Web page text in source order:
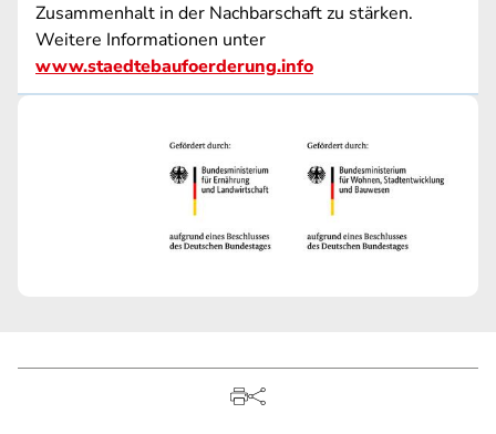
Zusammenhalt in der Nachbarschaft zu stärken.
Weitere Informationen unter
www.staedtebaufoerderung.info